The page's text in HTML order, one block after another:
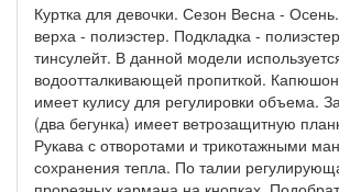
Куртка для девочки. Сезон Весна -
верха - полиэстер. Подкладка -
тинсулейт. В данной модели
водоотталкивающей пропиткой.
имеет кулису для регулировки объема.
(два бегунка) имеет ветрозащитную
Рукава с отворотами и трикотажными
сохранения тепла. По талии